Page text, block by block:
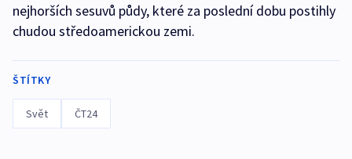
nejhorších sesuvů půdy, které za poslední dobu postihly
chudou středoamerickou zemi.
ŠTÍTKY
Svět ČT24